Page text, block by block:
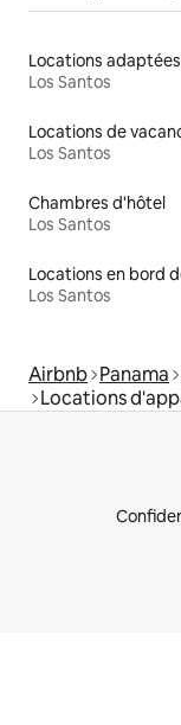
Los Santos
Los Santos
Chambres d'hôtel
Los Santos
Locations en bord
Los Santos
Airbnb Panama
Locations